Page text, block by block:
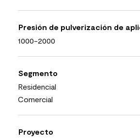
Presión de pulverización de
1000-2000
Segmento
Residencial
Comercial
Proyecto